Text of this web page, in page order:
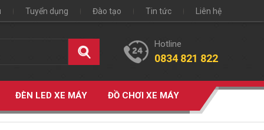
Tuyển dụng Đào tạo Tin tức Liên hệ
Hotline
0834 821 822
ĐÈN LED XE MÁY ĐỒ CHƠI XE MÁY